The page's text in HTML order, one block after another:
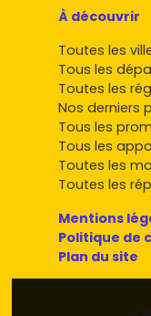
À découvrir
Toutes les
Tous les
Toutes les
Nos derniers
Tous les
Tous les
Toutes les
Toutes les
Mentions
Politique de
Plan du site